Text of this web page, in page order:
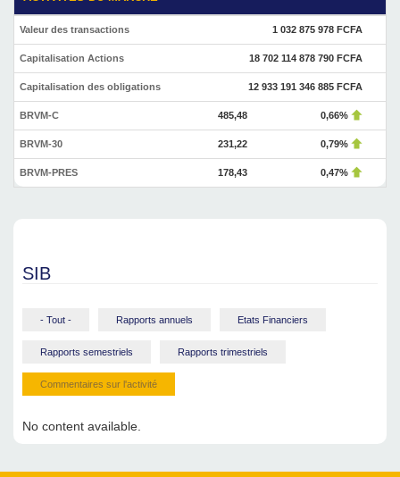
Valeur des transactions 1 032 875 978 FCFA
Capitalisation Actions 18 702 114 878 790 FCFA
Capitalisation des obligations 12 933 191 346 885 FCFA
BRVM-C 485,48 0,66%
BRVM-30 231,22 0,79%
BRVM-PRES 178,43 0,47%
SIB
- Tout - Rapports annuels Etats Financiers
Rapports semestriels Rapports trimestriels
Commentaires sur l'activité
No content available.